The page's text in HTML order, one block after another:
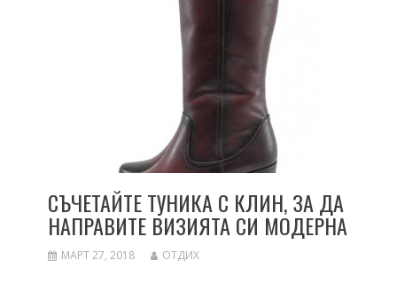
СЪЧЕТАЙТЕ ТУНИКА С КЛИН, ЗА ДА
НАПРАВИТЕ ВИЗИЯТА СИ МОДЕРНА
МАРТ 27, 2018 ОТДИХ